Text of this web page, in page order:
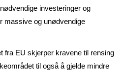
investeringer og
massive og unødvendige
fra EU skjerper kravene til rensing
til også å gjelde mindre